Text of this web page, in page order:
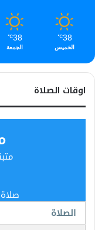
38
℃
الخميس
38
℃
الجمعة
اوقات الصلاة